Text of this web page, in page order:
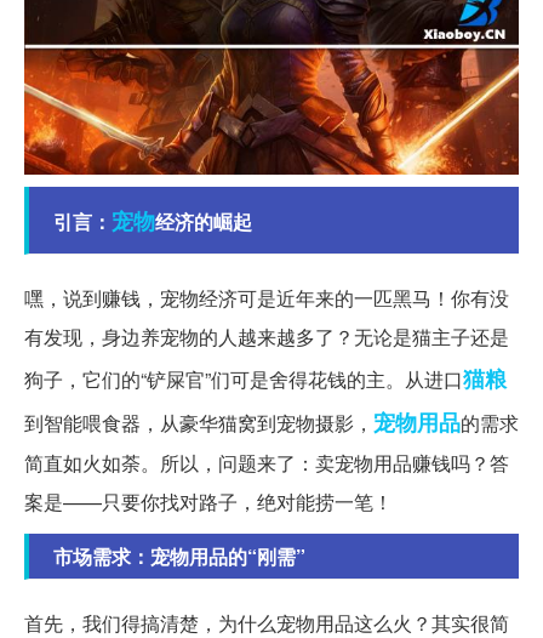
引言： 宠物经济的崛起
嘿，说到赚钱，宠物经济可是近年来的一匹黑马！你有没
有发现，身边养宠物的人越来越多了？无论是猫主子还是
狗子，它们的“铲屎官”们可是舍得花钱的主。从进口猫粮
到智能喂食器，从豪华猫窝到宠物摄影， 宠物用品的需求
简直如火如荼。所以，问题来了：卖宠物用品赚钱吗？答
案是——只要你找对路子，绝对能捞一笔！
市场需求：宠物用品的“刚需”
首先，我们得搞清楚，为什么宠物用品这么火？其实很简